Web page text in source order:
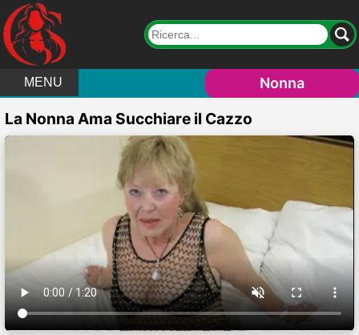
MENU Nonna
La Nonna Ama Succhiare il Cazzo